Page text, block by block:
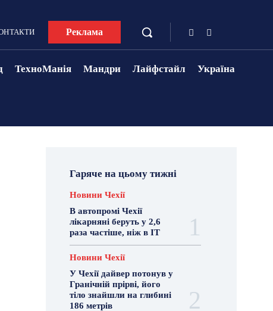
Реклама
ТехноМанія Мандри Лайфстайл Україна
Гаряче на цьому тижні
Новини Чехії
В автопромі Чехії
лікарняні беруть у 2,6
раза частіше, ніж в ІТ
Новини Чехії
У Чехії дайвер потонув у
Гранічній прірві, його
тіло знайшли на глибині
186 метрів